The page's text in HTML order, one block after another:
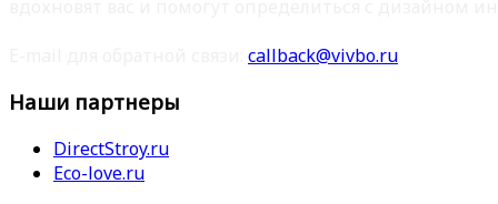
callback@vivbo.ru
Наши партнеры
DirectStroy.ru
Eco-love.ru